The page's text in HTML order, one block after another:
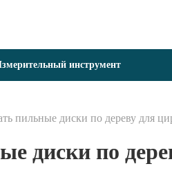
инструмент
пильные диски по дереву для
диски по